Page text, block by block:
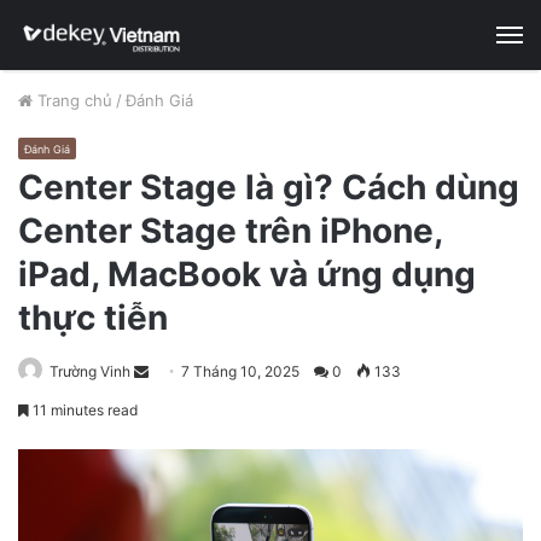
Trang chủ / Đánh Giá
Đánh Giá
Center Stage là gì? Cách dùng
Center Stage trên iPhone,
iPad, MacBook và ứng dụng
thực tiễn
Trường Vinh
a
n
7 Tháng 10, 2025 0 133
11 minutes read